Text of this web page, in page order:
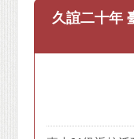
久誼二十年